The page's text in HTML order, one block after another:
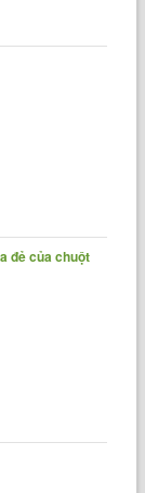
đẻ của chuột